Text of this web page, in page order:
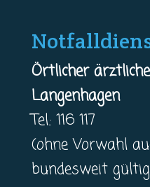
Örtlicher
Langenhagen
Tel.: 116 117
(ohne Vorwahl
bundesweit